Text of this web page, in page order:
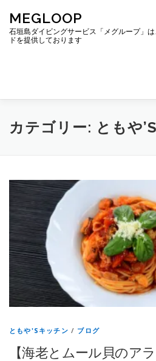
ッ
MEGLOOP
石垣島ダイビングサービス「メグループ」
ドを提供しております
TOP ダイビング ダイビ
ブログ
カテゴリー: ともや
ともや'Sキッチン / ブログ
【海老とムール貝のア